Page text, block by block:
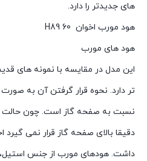
های جديدتر را دارد.
هود مورب اخوان H89 60
هود های مورب
این مدل در مقایسه با نمونه های
نسبت به صفحه گاز است. چون
دقیقا بالای صفحه گاز قرار نمی
داشت. هودهای مورب از جنس استیل،